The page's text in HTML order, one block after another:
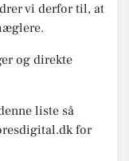
vi derfor til, at
og direkte
liste så
for